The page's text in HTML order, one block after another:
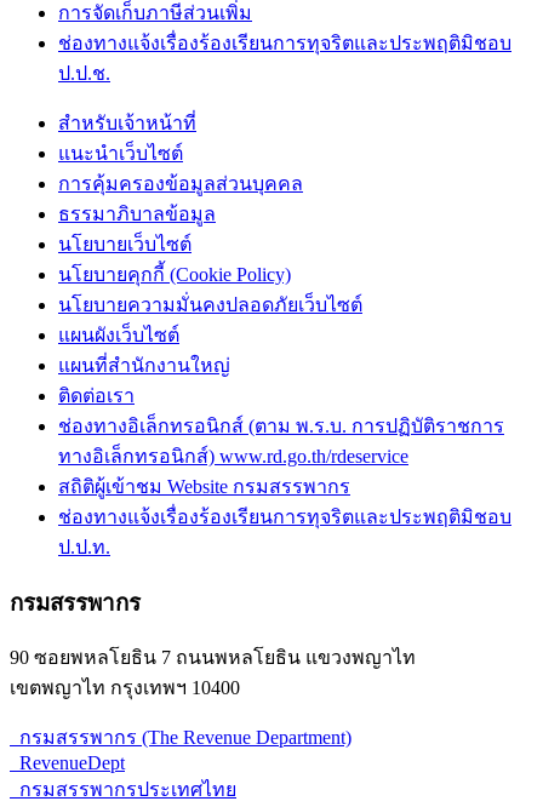
การจัดเก็บภาษีส่วนเพิ่ม
ช่องทางแจ้งเรื่องร้องเรียนการทุจริตและประพฤติมิชอบ
ป.ป.ช.
สำหรับเจ้าหน้าที่
แนะนำเว็บไซต์
การคุ้มครองข้อมูลส่วนบุคคล
ธรรมาภิบาลข้อมูล
นโยบายเว็บไซต์
นโยบายคุกกี้ (Cookie Policy)
นโยบายความมั่นคงปลอดภัยเว็บไซต์
แผนผังเว็บไซต์
แผนที่สำนักงานใหญ่
ติดต่อเรา
ช่องทางอิเล็กทรอนิกส์ (ตาม พ.ร.บ. การปฏิบัติราชการ
ทางอิเล็กทรอนิกส์) www.rd.go.th/rdeservice
สถิติผู้เข้าชม Website กรมสรรพากร
ช่องทางแจ้งเรื่องร้องเรียนการทุจริตและประพฤติมิชอบ
ป.ป.ท.
กรมสรรพากร
90 ซอยพหลโยธิน 7 ถนนพหลโยธิน แขวงพญาไท
เขตพญาไท กรุงเทพฯ 10400
กรมสรรพากร (The Revenue Department)
RevenueDept
กรมสรรพากรประเทศไทย